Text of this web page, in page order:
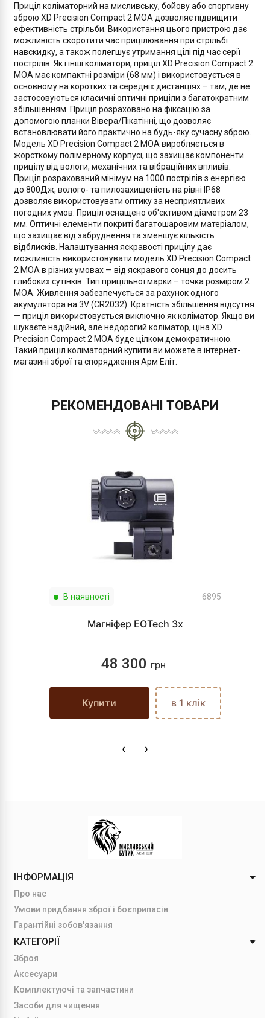
Приціл коліматорний на мисливську, бойову або спортивну
зброю XD Precision Compact 2 MOA дозволяє підвищити
ефективність стрільби. Використання цього пристрою дає
можливість скоротити час прицілювання при стрільбі
навскидку, а також полегшує утримання цілі під час серії
пострілів. Як і інші коліматори, приціл XD Precision Compact 2
MOA має компактні розміри (68 мм) і використовується в
основному на коротких та середніх дистанціях – там, де не
застосовуються класичні оптичні приціли з багатократним
збільшенням. Приціл розраховано на фіксацію за
допомогою планки Вівера/Пікатінні, що дозволяє
встановлювати його практично на будь-яку сучасну зброю.
Модель XD Precision Compact 2 MOA виробляється в
жорсткому полімерному корпусі, що захищає компоненти
прицілу від вологи, механічних та вібраційних впливів.
Приціл розрахований мінімум на 1000 пострілів з енергією
до 800Дж, волого- та пилозахищеність на рівні IP68
дозволяє використовувати оптику за несприятливих
погодних умов. Приціл оснащено об'єктивом діаметром 23
мм. Оптичні елементи покриті багатошаровим матеріалом,
що захищає від забруднення та зменшує кількість
відблисків. Налаштування яскравості прицілу дає
можливість використовувати модель XD Precision Compact
2 MOA в різних умовах — від яскравого сонця до досить
глибоких сутінків. Тип прицільної марки – точка розміром 2
MOA. Живлення забезпечується за рахунок одного
акумулятора на 3V (CR2032). Кратність збільшення відсутня
— приціл використовується виключно як коліматор. Якщо ви
шукаєте надійний, але недорогий коліматор, ціна XD
Precision Compact 2 MOA буде цілком демократичною.
Такий приціл коліматорний купити ви можете в інтернет-
магазині зброї та спорядження Арм Еліт.
РЕКОМЕНДОВАНІ ТОВАРИ
В наявності 6895
Магніфер EOTech 3x
48 300 грн
Купити в 1 клік
ІНФОРМАЦІЯ
Про нас
Умови придбання зброї і боєприпасів
Гарантійні зобов'язання
КАТЕГОРІЇ
Зброя
Аксесуари
Комплектуючі та запчастини
Засоби для чищення